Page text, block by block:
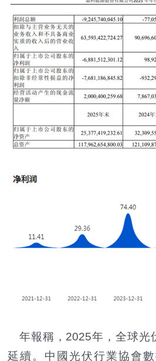
年報稱，2025年，全球光
延續。中國光伏行業協會